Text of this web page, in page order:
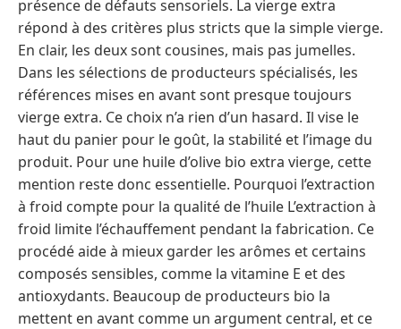
présence de défauts sensoriels. La vierge extra
répond à des critères plus stricts que la simple vierge.
En clair, les deux sont cousines, mais pas jumelles.
Dans les sélections de producteurs spécialisés, les
références mises en avant sont presque toujours
vierge extra. Ce choix n’a rien d’un hasard. Il vise le
haut du panier pour le goût, la stabilité et l’image du
produit. Pour une huile d’olive bio extra vierge, cette
mention reste donc essentielle. Pourquoi l’extraction
à froid compte pour la qualité de l’huile L’extraction à
froid limite l’échauffement pendant la fabrication. Ce
procédé aide à mieux garder les arômes et certains
composés sensibles, comme la vitamine E et des
antioxydants. Beaucoup de producteurs bio la
mettent en avant comme un argument central, et ce